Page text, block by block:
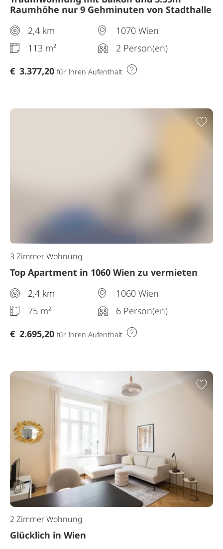
Raumhöhe nur 9 Gehminuten von Stadthalle
2,4 km
1070 Wien
113 m²
2 Person(en)
€ 3.377,20 für Ihren Aufenthalt
3 Zimmer Wohnung
Top Apartment in 1060 Wien zu vermieten
2,4 km
1060 Wien
75 m²
6 Person(en)
€ 2.695,20 für Ihren Aufenthalt
2 Zimmer Wohnung
Glücklich in Wien